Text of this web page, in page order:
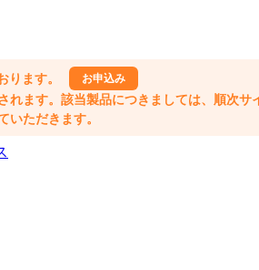
ます。 お申込み
ます。該当製品につきましては、順次サ
いただきます。